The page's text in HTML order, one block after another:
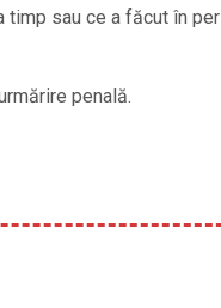
sau ce a făcut în
penală.